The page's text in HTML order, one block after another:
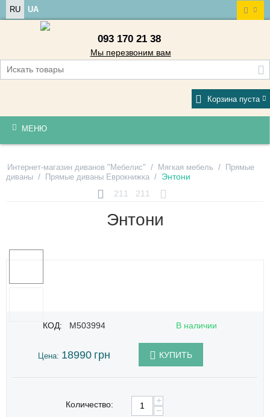
RU UA
093 170 21 38
Мы перезвоним вам
Корзина пуста
МЕНЮ
Интернет-магазин диванов "Мебелис" / Мягкая мебель / Прямые
диваны / Прямые диваны Еврокнижка / Энтони
211
211
Энтони
КОД: M503994 В наличии
Цена: 18990 грн КУПИТЬ
Количество:
+
−